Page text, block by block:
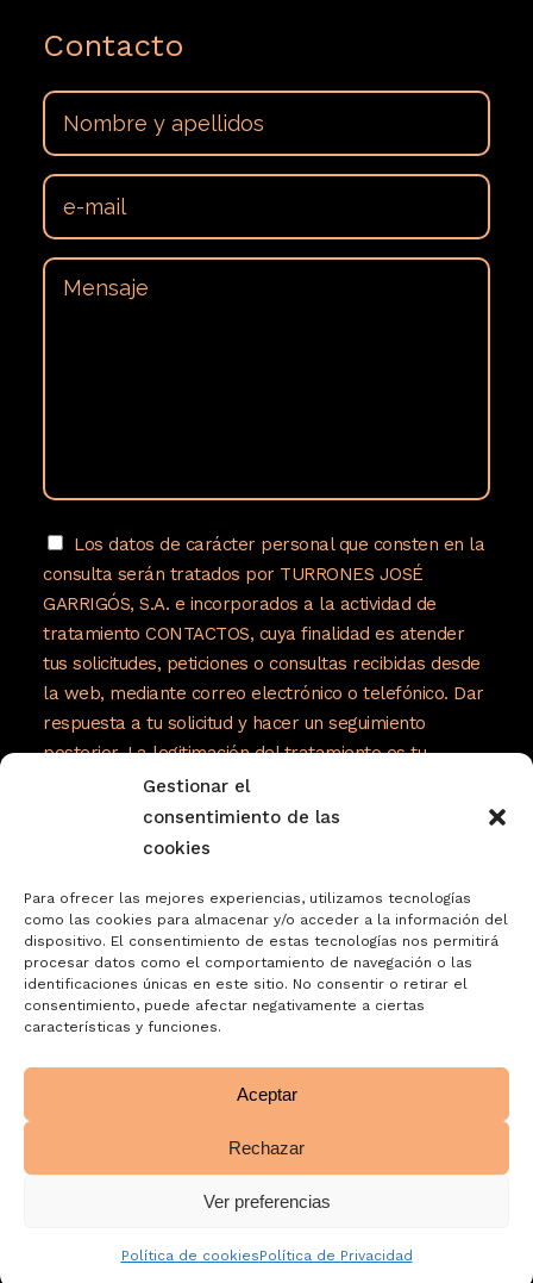
Gestionar el
consentimiento de las
cookies
Para ofrecer las mejores experiencias, utilizamos tecnologías
como las cookies para almacenar y/o acceder a la información del
dispositivo. El consentimiento de estas tecnologías nos permitirá
procesar datos como el comportamiento de navegación o las
identificaciones únicas en este sitio. No consentir o retirar el
consentimiento, puede afectar negativamente a ciertas
características y funciones.
Aceptar
Rechazar
Ver preferencias
Política de cookiesPolítica de Privacidad
Contacto
Los datos de carácter personal que consten en la
consulta serán tratados por TURRONES JOSÉ
GARRIGÓS, S.A. e incorporados a la actividad de
tratamiento CONTACTOS, cuya finalidad es atender
tus solicitudes, peticiones o consultas recibidas desde
la web, mediante correo electrónico o telefónico. Dar
respuesta a tu solicitud y hacer un seguimiento
posterior. La legitimación del tratamiento es tu
consentimiento. Tus datos no serán cedidos a
terceros. Tienes derecho a acceder, rectificar y
suprimir tus datos, así como otros derechos como se
https://www.adelopd.com/privacidad/turrones-
jose-garrigos-sa